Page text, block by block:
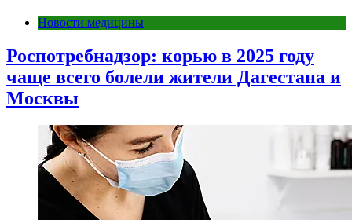
Новости медицины
Роспотребнадзор: корью в 2025 году
чаще всего болели жители Дагестана и
Москвы